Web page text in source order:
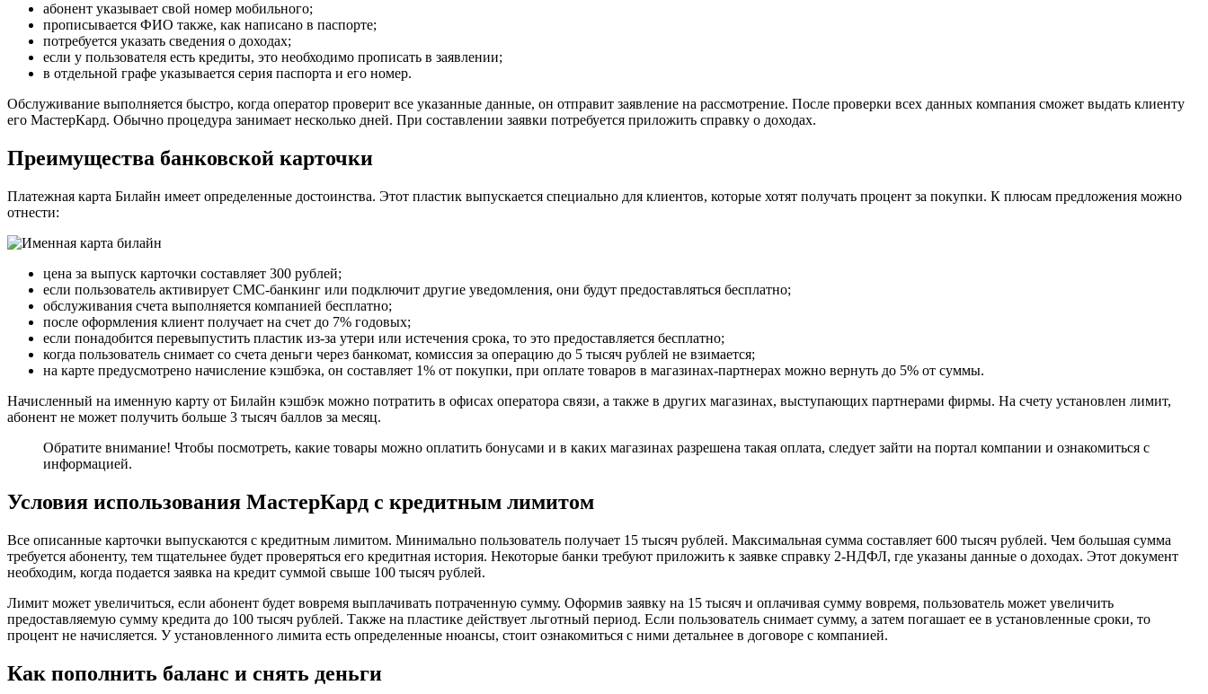
абонент указывает свой номер мобильного;
прописывается ФИО также, как написано в паспорте;
потребуется указать сведения о доходах;
если у пользователя есть кредиты, это необходимо прописать в заявлении;
в отдельной графе указывается серия паспорта и его номер.
Обслуживание выполняется быстро, когда оператор проверит все указанные данные, он отправит заявление на рассмотрение. После проверки всех данных компания сможет выдать клиенту
его МастерКард. Обычно процедура занимает несколько дней. При составлении заявки потребуется приложить справку о доходах.
Преимущества банковской карточки
Платежная карта Билайн имеет определенные достоинства. Этот пластик выпускается специально для клиентов, которые хотят получать процент за покупки. К плюсам предложения можно
отнести:
цена за выпуск карточки составляет 300 рублей;
если пользователь активирует СМС-банкинг или подключит другие уведомления, они будут предоставляться бесплатно;
обслуживания счета выполняется компанией бесплатно;
после оформления клиент получает на счет до 7% годовых;
если понадобится перевыпустить пластик из-за утери или истечения срока, то это предоставляется бесплатно;
когда пользователь снимает со счета деньги через банкомат, комиссия за операцию до 5 тысяч рублей не взимается;
на карте предусмотрено начисление кэшбэка, он составляет 1% от покупки, при оплате товаров в магазинах-партнерах можно вернуть до 5% от суммы.
Начисленный на именную карту от Билайн кэшбэк можно потратить в офисах оператора связи, а также в других магазинах, выступающих партнерами фирмы. На счету установлен лимит,
абонент не может получить больше 3 тысяч баллов за месяц.
Обратите внимание! Чтобы посмотреть, какие товары можно оплатить бонусами и в каких магазинах разрешена такая оплата, следует зайти на портал компании и ознакомиться с
информацией.
Условия использования МастерКард с кредитным лимитом
Все описанные карточки выпускаются с кредитным лимитом. Минимально пользователь получает 15 тысяч рублей. Максимальная сумма составляет 600 тысяч рублей. Чем большая сумма
требуется абоненту, тем тщательнее будет проверяться его кредитная история. Некоторые банки требуют приложить к заявке справку 2-НДФЛ, где указаны данные о доходах. Этот документ
необходим, когда подается заявка на кредит суммой свыше 100 тысяч рублей.
Лимит может увеличиться, если абонент будет вовремя выплачивать потраченную сумму. Оформив заявку на 15 тысяч и оплачивая сумму вовремя, пользователь может увеличить
предоставляемую сумму кредита до 100 тысяч рублей. Также на пластике действует льготный период. Если пользователь снимает сумму, а затем погашает ее в установленные сроки, то
процент не начисляется. У установленного лимита есть определенные нюансы, стоит ознакомиться с ними детальнее в договоре с компанией.
Как пополнить баланс и снять деньги